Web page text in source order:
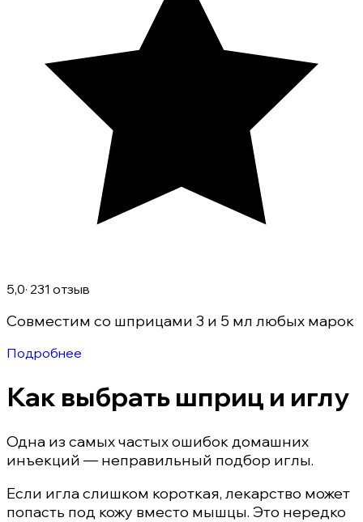
5,0· 231 отзыв
Совместим со шприцами 3 и 5 мл любых марок
Подробнее
Как выбрать шприц и иглу
Одна из самых частых ошибок домашних
инъекций — неправильный подбор иглы.
Если игла слишком короткая, лекарство может
попасть под кожу вместо мышцы. Это нередко